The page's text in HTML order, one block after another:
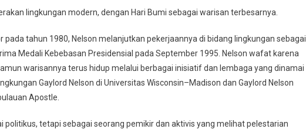
lingkungan modern, dengan Hari Bumi sebagai warisan terbesarnya.
tahun 1980, Nelson melanjutkan pekerjaannya di bidang lingkungan sebagai
Medali Kebebasan Presidensial pada September 1995. Nelson wafat karena
warisannya terus hidup melalui berbagai inisiatif dan lembaga yang dinamai
Gaylord Nelson di Universitas Wisconsin–Madison dan Gaylord Nelson
Apostle.
politikus, tetapi sebagai seorang pemikir dan aktivis yang melihat pelestarian